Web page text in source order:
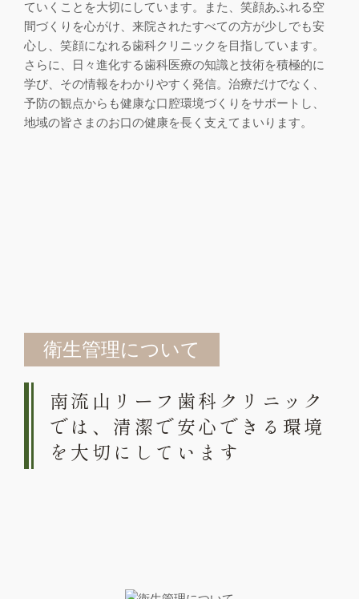
ていくことを大切にしています。また、笑顔あふれる空
間づくりを心がけ、来院されたすべての方が少しでも安
心し、笑顔になれる歯科クリニックを目指しています。
さらに、日々進化する歯科医療の知識と技術を積極的に
学び、その情報をわかりやすく発信。治療だけでなく、
予防の観点からも健康な口腔環境づくりをサポートし、
地域の皆さまのお口の健康を長く支えてまいります。
衛生管理について
南流山リーフ歯科クリニック
では、清潔で安心できる環境
を大切にしています